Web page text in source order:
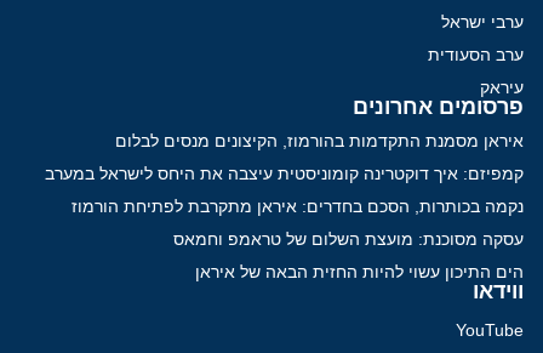
ערבי ישראל
ערב הסעודית
עיראק
פרסומים אחרונים
איראן מסמנת התקדמות בהורמוז, הקיצונים מנסים לבלום
קמפיזם: איך דוקטרינה קומוניסטית עיצבה את היחס לישראל במערב
נקמה בכותרות, הסכם בחדרים: איראן מתקרבת לפתיחת הורמוז
עסקה מסוכנת: מועצת השלום של טראמפ וחמאס
הים התיכון עשוי להיות החזית הבאה של איראן
ווידאו
YouTube